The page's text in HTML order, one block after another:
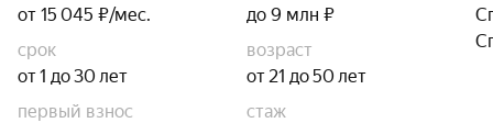
от 15 045 ₽/мес.
до 9 млн ₽
срок
от 1 до 30 лет
возраст
от 21 до 50 лет
первый взнос
стаж